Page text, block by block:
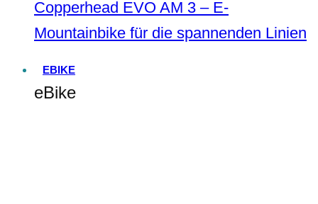
Copperhead EVO AM 3 – E-
Mountainbike für die spannenden Linien
EBIKE
eBike